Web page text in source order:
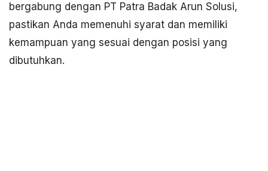
bergabung dengan PT Patra Badak Arun Solusi,
pastikan Anda memenuhi syarat dan memiliki
kemampuan yang sesuai dengan posisi yang
dibutuhkan.